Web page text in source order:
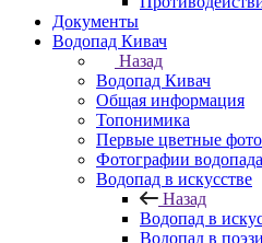
Документы
Водопад Кивач
Назад
Водопад Кивач
Общая информация
Топонимика
Первые цветные
Фотографии водопада
Водопад в искусстве
Назад
Водопад в
Водопад в